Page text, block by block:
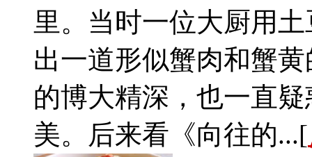
里。当时一位大厨用
出一道形似蟹肉和蟹
的博大精深，也一直
美。后来看《向往的...[